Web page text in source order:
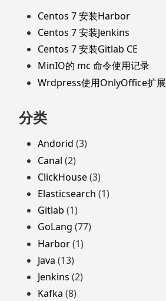
Centos 7 安装Harbor
Centos 7 安装Jenkins
Centos 7 安装Gitlab CE
MinIO的 mc 命令使用记录
Wrdpress使用OnlyOffice扩展
分类
Andorid (3)
Canal (2)
ClickHouse(3)
Elasticsearch (1)
Gitlab (1)
GoLang (77)
Harbor(1)
Java (13)
Jenkins (2)
Kafka (8)